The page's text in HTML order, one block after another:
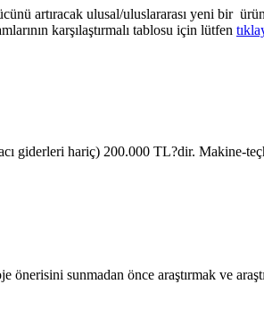
artıracak ulusal/uluslararası yeni bir
karşılaştırmalı tablosu için lütfen
giderleri hariç) 200.000 TL?dir. Makine-
sunmadan önce araştırmak ve